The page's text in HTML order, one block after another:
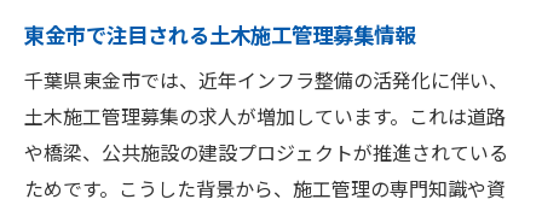
公共事業拡大がもたらす求人増の理由とは
地域の発展とともに高まる転職ニーズ
インフラ整備の進展と土木施工管理募集
技術者不足が招く転職市場の変化に注目
東金市で注目される土木施工管理募集情報
千葉県東金市では、近年インフラ整備の活発化に伴い、
土木施工管理募集の求人が増加しています。これは道路
や橋梁、公共施設の建設プロジェクトが推進されている
ためです。こうした背景から、施工管理の専門知識や資